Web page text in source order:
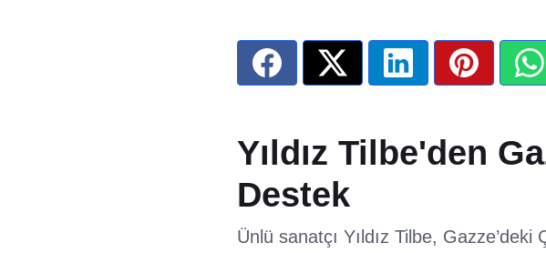
Yıldız Tilbe'den
Destek
Ünlü sanatçı Yıldız Tilbe,